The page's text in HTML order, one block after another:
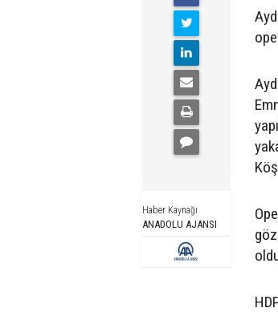
Haber Kaynağı
ANADOLU AJANSI